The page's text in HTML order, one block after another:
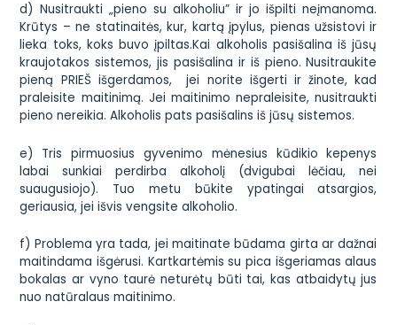
d) Nusitraukti „pieno su alkoholiu” ir jo išpilti neįmanoma.
Krūtys – ne statinaitės, kur, kartą įpylus, pienas užsistovi ir
lieka toks, koks buvo įpiltas.Kai alkoholis pasišalina iš jūsų
kraujotakos sistemos, jis pasišalina ir iš pieno. Nusitraukite
pieną PRIEŠ išgerdamos, jei norite išgerti ir žinote, kad
praleisite maitinimą. Jei maitinimo nepraleisite, nusitraukti
pieno nereikia. Alkoholis pats pasišalins iš jūsų sistemos.
e) Tris pirmuosius gyvenimo mėnesius kūdikio kepenys
labai sunkiai perdirba alkoholį (dvigubai lėčiau, nei
suaugusiojo). Tuo metu būkite ypatingai atsargios,
geriausia, jei išvis vengsite alkoholio.
f) Problema yra tada, jei maitinate būdama girta ar dažnai
maitindama išgėrusi. Kartkartėmis su pica išgeriamas alaus
bokalas ar vyno taurė neturėtų būti tai, kas atbaidytų jus
nuo natūralaus maitinimo.